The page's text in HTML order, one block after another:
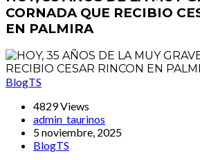
CORNADA QUE RECIBIO
EN PALMIRA
BlogTS
4829 Views
admin_taurinos
5 noviembre, 2025
BlogTS